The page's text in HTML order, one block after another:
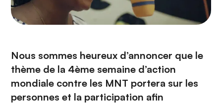
Nous sommes heureux d’annoncer que le
thème de la 4ème semaine d’action
mondiale contre les MNT portera sur les
personnes et la participation afin